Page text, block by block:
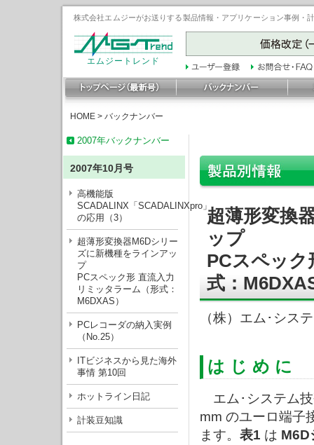
株式会社エムジーがお送りする製品情報・アプリケーション事例
エムジートレンド
HOME > バックナンバー
2007年バックナンバー
2007年10月号
高機能版
SCADALINX「SCADALINXpro」
の応用（3）
超薄形変換器M6Dシリー
ズに新機種をラインアッ
プ
PCスペック形 直流入力
リミッタラーム（形式：
M6DXAS）
PCレコーダの納入実例
（No.25）
ITビジネスから見た海外
事情 第10回
ホットライン日記
計装豆知識
超薄形変換
ップ
PCスペック
式：
（株）エム･シス
は じ め に
エム･システム
mm のユーロ端子
ます。 表1 は M6D